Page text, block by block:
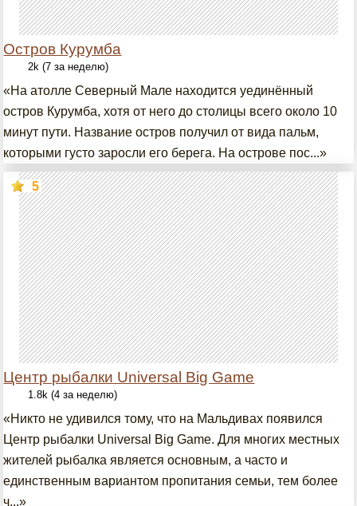
Остров Курумба
2k (7 за неделю)
«На атолле Северный Мале находится уединённый
остров Курумба, хотя от него до столицы всего около 10
минут пути. Название остров получил от вида пальм,
которыми густо заросли его берега. На острове пос...»
Центр рыбалки Universal Big Game
5
1.8k (4 за неделю)
«Никто не удивился тому, что на Мальдивах появился
Центр рыбалки Universal Big Game. Для многих местных
жителей рыбалка является основным, а часто и
единственным вариантом пропитания семьи, тем более
ч...»